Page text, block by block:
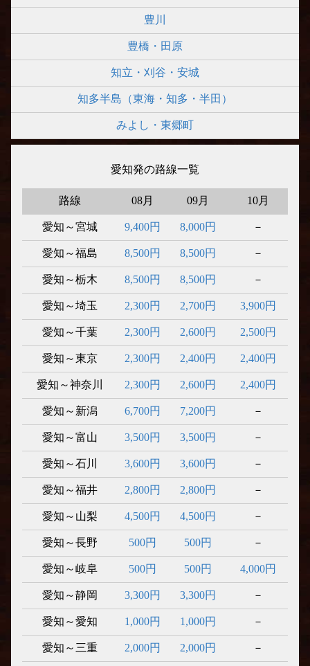
豊川
豊橋・田原
知立・刈谷・安城
知多半島（東海・知多・半田）
みよし・東郷町
愛知発の路線一覧
路線 08月 09月 10月
愛知～宮城 9,400円 8,000円 －
愛知～福島 8,500円 8,500円 －
愛知～栃木 8,500円 8,500円 －
愛知～埼玉 2,300円 2,700円 3,900円
愛知～千葉 2,300円 2,600円 2,500円
愛知～東京 2,300円 2,400円 2,400円
愛知～神奈川 2,300円 2,600円 2,400円
愛知～新潟 6,700円 7,200円 －
愛知～富山 3,500円 3,500円 －
愛知～石川 3,600円 3,600円 －
愛知～福井 2,800円 2,800円 －
愛知～山梨 4,500円 4,500円 －
愛知～長野 500円 500円 －
愛知～岐阜 500円 500円 4,000円
愛知～静岡 3,300円 3,300円 －
愛知～愛知 1,000円 1,000円 －
愛知～三重 2,000円 2,000円 －